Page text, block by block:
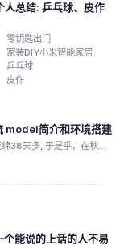
人总结: 乒乓球、皮作
零钥匙出门
家装DIY小米智能家居
乒乓球
皮作
model简介和环境搭建
38天多, 于是乎，在秋...
个能说的上话的人不易